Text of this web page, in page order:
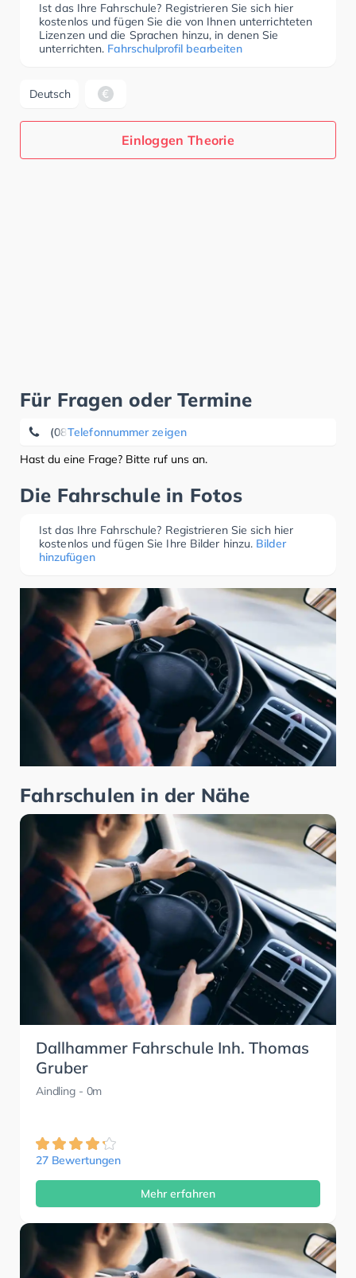
Ist das Ihre Fahrschule? Registrieren Sie sich hier
kostenlos und fügen Sie die von Ihnen unterrichteten
Lizenzen und die Sprachen hinzu, in denen Sie
unterrichten. Fahrschulprofil bearbeiten
Deutsch
Einloggen Theorie
Für Fragen oder Termine
Telefonnummer zeigen
(08237) 9 59 53 11
Hast du eine Frage? Bitte ruf uns an.
Die Fahrschule in Fotos
Ist das Ihre Fahrschule? Registrieren Sie sich hier
kostenlos und fügen Sie Ihre Bilder hinzu. Bilder
hinzufügen
Fahrschulen in der Nähe
Dallhammer Fahrschule Inh. Thomas
Gruber
Aindling- 0m
27 Bewertungen
Mehr erfahren